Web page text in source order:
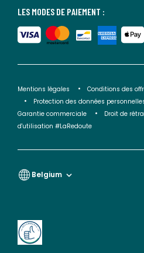
LES MODES DE PAIEMENT :
Mentions légales Conditions des
Protection des données
Garantie commerciale
Droit de
d'utilisation #LaRedoute
Belgium